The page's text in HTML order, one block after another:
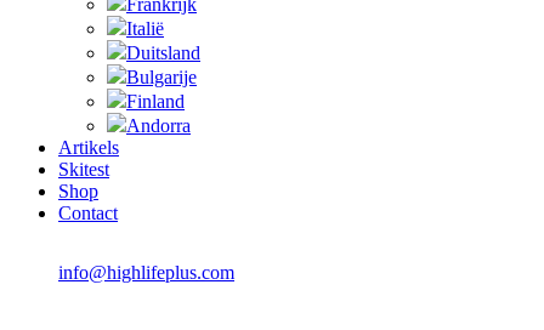
Frankrijk
Italië
Duitsland
Bulgarije
Finland
Andorra
Artikels
Skitest
Shop
Contact
info@highlifeplus.com